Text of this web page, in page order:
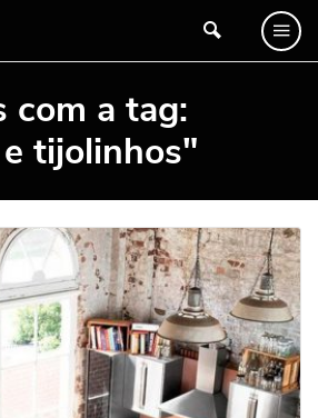
com a tag:
tijolinhos"